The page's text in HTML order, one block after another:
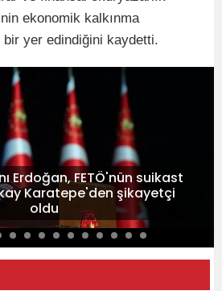
ekonomik kalkınma
yer edindiğini kaydetti.
Erdoğan, FETÖ'nün suikast
Karatepe'den şikayetçi
oldu